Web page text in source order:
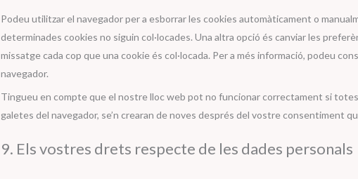
Podeu utilitzar el navegador per a esborrar les cookies automàticament o
determinades cookies no siguin col·locades. Una altra opció és canviar les
missatge cada cop que una cookie és col·locada. Per a més informació, podeu
navegador.
Tingueu en compte que el nostre lloc web pot no funcionar correctament si
galetes del navegador, se’n crearan de noves després del vostre consentiment
9. Els vostres drets respecte de les dades personals